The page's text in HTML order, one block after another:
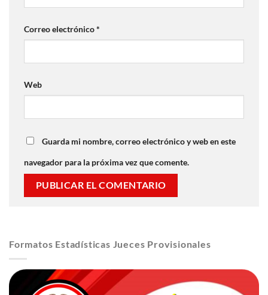
Correo electrónico*
Web
Guarda mi nombre, correo electrónico y web en este
navegador para la próxima vez que comente.
Formatos Estadísticas Jueces Provisionales